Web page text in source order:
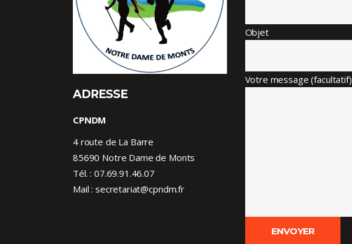
ADRESSE
CPNDM
4 route de La Barre
85690 Notre Dame de Monts
Tél. : 07.69.91.46.07
Mail : secretariat@cpndm.fr
Objet
Votre message (facultatif)